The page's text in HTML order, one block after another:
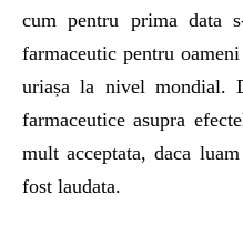
cum pentru prima data
farmaceutic pentru
uriașa la nivel mondial.
farmaceutice asupra
mult acceptata, daca
fost laudata.